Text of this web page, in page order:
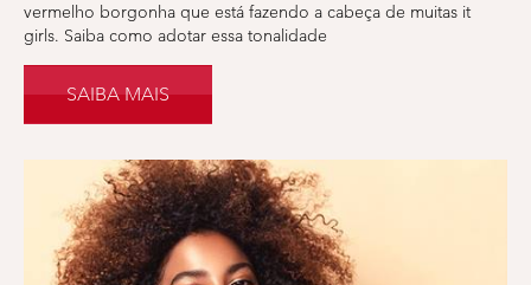
vermelho borgonha que está fazendo a cabeça de muitas it
girls. Saiba como adotar essa tonalidade
SAIBA MAIS